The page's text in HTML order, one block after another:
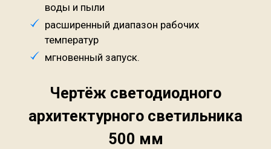
воды и пыли
расширенный диапазон рабочих
температур
мгновенный запуск.
Чертёж светодиодного
архитектурного светильника
500 мм